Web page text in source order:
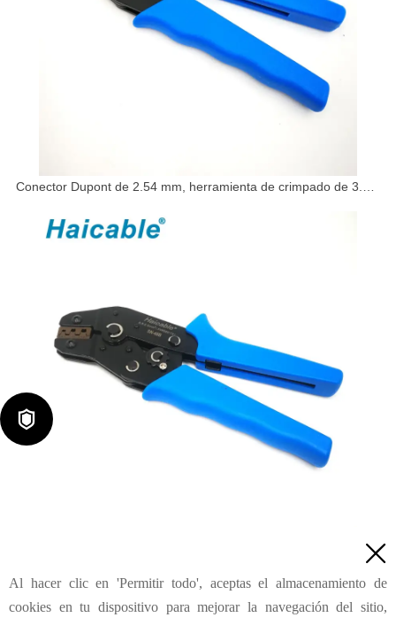
Conector Dupont de 2.54 mm, herramienta de crimpado de 3.96
Consulta

Al hacer clic en 'Permitir todo', aceptas el almacenamiento de
cookies en tu dispositivo para mejorar la navegación del sitio,
